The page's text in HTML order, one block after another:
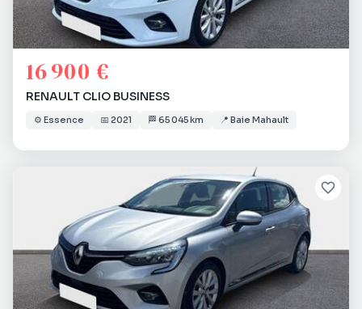
16 900 €
RENAULT CLIO BUSINESS
⚙️ Essence 📅 2021 🏁 65 045 km 📍 Baie Mahault